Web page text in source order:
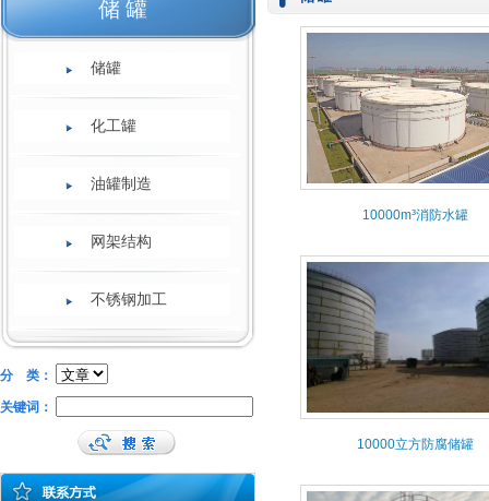
储罐
储罐
化工罐
油罐制造
网架结构
不锈钢加工
分 类：
关键词：
10000m³消防水罐
10000立方防腐储罐